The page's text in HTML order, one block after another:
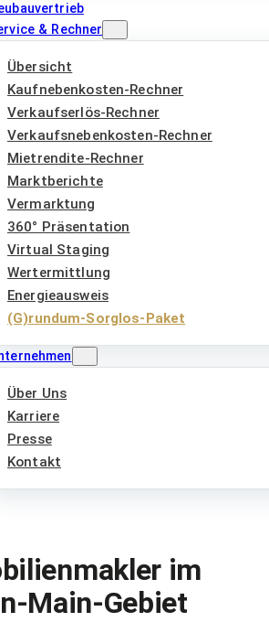
& Rechner
Übersicht
Kaufnebenkosten-Rechner
Verkaufserlös-Rechner
Verkaufsnebenkosten-Rechner
Mietrendite-Rechner
Marktberichte
Vermarktung
360° Präsentation
Virtual Staging
Wertermittlung
Energieausweis
(G)rundum-Sorglos-Paket
Über Uns
Karriere
Presse
Kontakt
im
Main-Gebiet